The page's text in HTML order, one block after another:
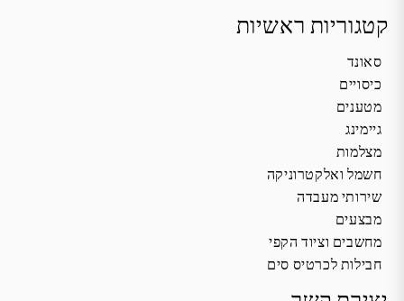
קטגוריות ראשיות
סאונד
כיסויים
מטענים
גיימינג
מצלמות
חשמל ואלקטרוניקה
שירותי מעבדה
מבצעים
מחשבים וציוד הקפי
חבילות לכרטיס סים